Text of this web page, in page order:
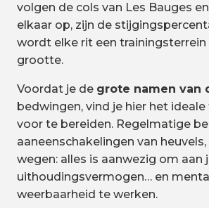
volgen de cols van Les Bauges
elkaar op, zijn de
wordt elke rit een trainingsterrein
grootte.
Voordat je de grote namen van
bedwingen, vind je hier het
voor te bereiden. Regelmatige
aaneenschakelingen van
wegen: alles is aanwezig om aan
uithoudingsvermogen… en
weerbaarheid te werken.